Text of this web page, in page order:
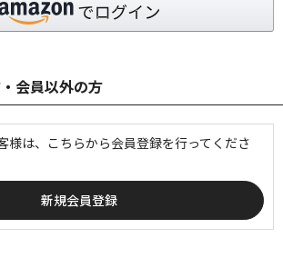
会員以外の方
様は、こちらから会員登録を行ってくださ